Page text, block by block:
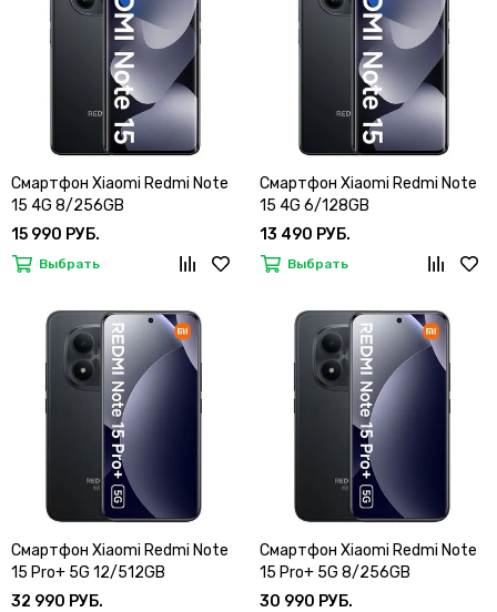
Смартфон Xiaomi Redmi Note
15 4G 8/256GB
15 990 РУБ.
Выбрать
Смартфон Xiaomi Redmi Note
15 4G 6/128GB
13 490 РУБ.
Выбрать
Смартфон Xiaomi Redmi Note
15 Pro+ 5G 12/512GB
32 990 РУБ.
Смартфон Xiaomi Redmi Note
15 Pro+ 5G 8/256GB
30 990 РУБ.